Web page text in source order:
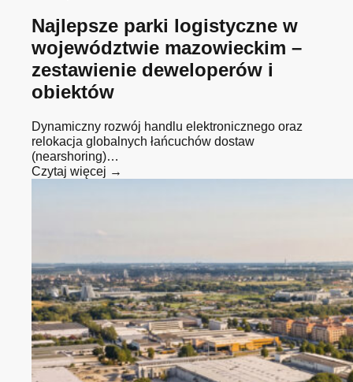
Najlepsze parki logistyczne w
województwie mazowieckim –
zestawienie deweloperów i
obiektów
Dynamiczny rozwój handlu elektronicznego oraz
relokacja globalnych łańcuchów dostaw
(nearshoring)…
Czytaj więcej →